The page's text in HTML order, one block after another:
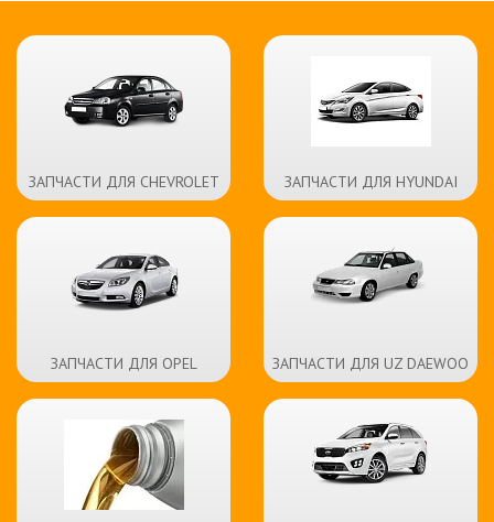
ЗАПЧАСТИ ДЛЯ CHEVROLET ЗАПЧАСТИ ДЛЯ HYUNDAI
ЗАПЧАСТИ ДЛЯ OPEL ЗАПЧАСТИ ДЛЯ UZ DAEWOO